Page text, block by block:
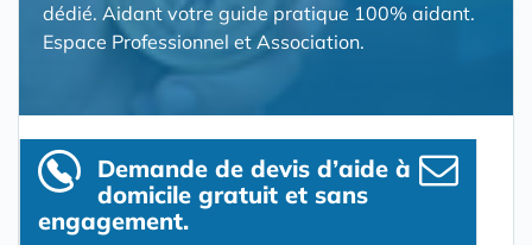
dédié. Aidant votre guide pratique 100% aidant.
Espace Professionnel et Association.
Demande de devis d’aide à
domicile gratuit et sans
engagement.